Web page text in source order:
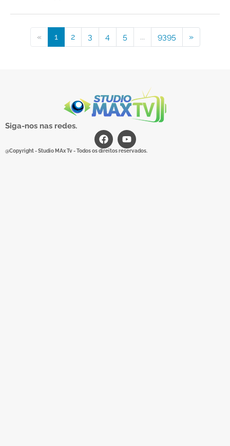
« 1 2 3 4 5 ... 9395 »
Siga-nos nas redes.
@Copyright - Studio MAx Tv - Todos os direitos reservados.